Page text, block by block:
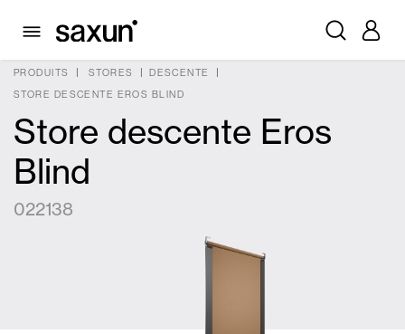
PRODUITS STORES
DESCENTE
STORE DESCENTE EROS BLIND
Store descente Eros
Blind
022138